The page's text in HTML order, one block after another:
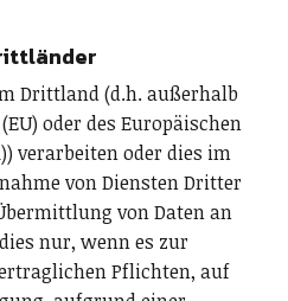
Drittland (d.h. außerhalb
oder des Europäischen
verarbeiten oder dies im
von Diensten Dritter
von Daten an
nur, wenn es zur
Pflichten, auf